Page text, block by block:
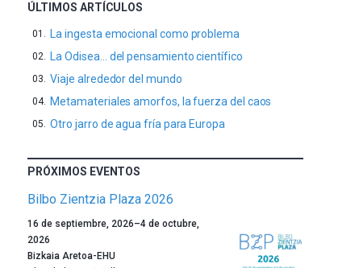
ÚLTIMOS ARTÍCULOS
La ingesta emocional como problema
La Odisea… del pensamiento científico
Viaje alrededor del mundo
Metamateriales amorfos, la fuerza del caos
Otro jarro de agua fría para Europa
PRÓXIMOS EVENTOS
Bilbo Zientzia Plaza 2026
Un
año
más,
16 de septiembre, 2026–4 de octubre,
2026
Bizkaia Aretoa-EHU